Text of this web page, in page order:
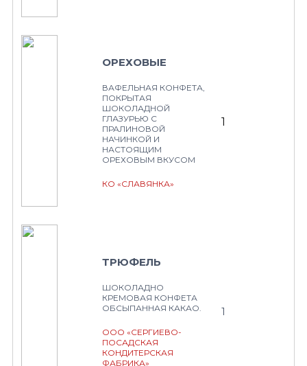
ОРЕХОВЫЕ
ВАФЕЛЬНАЯ КОНФЕТА,
ПОКРЫТАЯ
ШОКОЛАДНОЙ
ГЛАЗУРЬЮ С
ПРАЛИНОВОЙ
НАЧИНКОЙ И
НАСТОЯЩИМ
ОРЕХОВЫМ ВКУСОМ
КО «СЛАВЯНКА»
1
ТРЮФЕЛЬ
ШОКОЛАДНО
КРЕМОВАЯ КОНФЕТА
ОБСЫПАННАЯ КАКАО.
ООО «СЕРГИЕВО-
ПОСАДСКАЯ
КОНДИТЕРСКАЯ
ФАБРИКА»
1